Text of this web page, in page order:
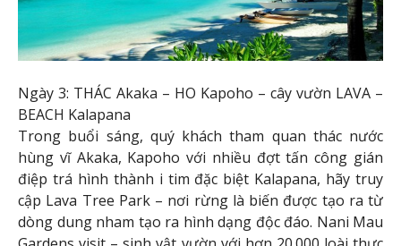
Ngày 3: THÁC Akaka – HO Kapoho – cây vườn LAVA –
BEACH Kalapana
Trong buổi sáng, quý khách tham quan thác nước
hùng vĩ Akaka, Kapoho với nhiều đợt tấn công gián
điệp trá hình thành i tim đặc biệt Kalapana, hãy truy
cập Lava Tree Park – nơi rừng là biến được tạo ra từ
dòng dung nham tạo ra hình dạng độc đáo. Nani Mau